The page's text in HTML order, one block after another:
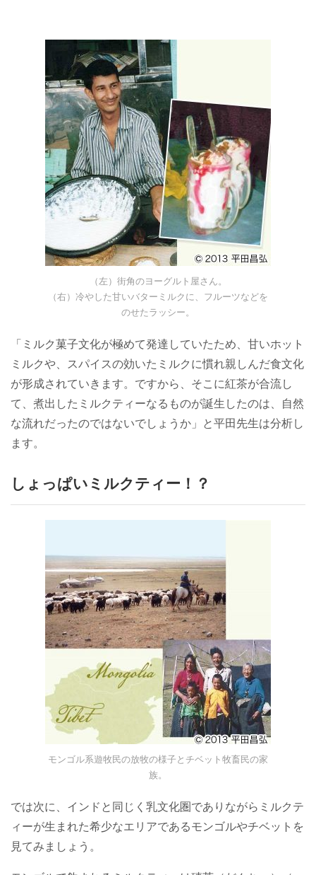
（左）街角のヨーグルト屋さん。
（右）冷やした甘いバターミルクに、フルーツなどを
のせたラッシー。
「ミルク菓子文化が極めて発達していたため、甘いホット
ミルクや、スパイスの効いたミルクに慣れ親しんだ食文化
が形成されていきます。ですから、そこに紅茶が合流し
て、煮出したミルクティーなるものが誕生したのは、自然
な流れだったのではないでしょうか」と平田先生は分析し
ます。
しょっぱいミルクティー！？
モンゴル系遊牧民の放牧の様子とチベット牧畜民の家
族。
では次に、インドと同じく乳文化圏でありながらミルクテ
ィーが生まれた希少なエリアであるモンゴルやチベットを
見てみましょう。